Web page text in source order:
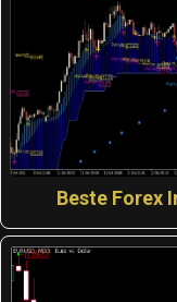
Beste Forex